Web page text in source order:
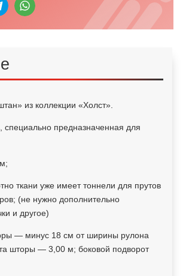
из коллекции «Холст».
специально предназначенная для
ткани уже имеет тоннели для прутов
(не нужно дополнительно
и другое)
— минус 18 см от ширины рулона
шторы — 3,00 м; боковой подворот